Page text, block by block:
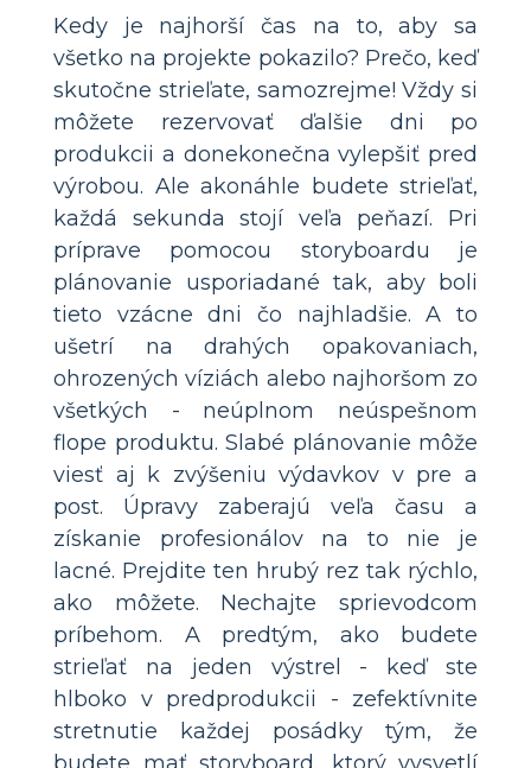
Kedy je najhorší čas na to, aby sa
všetko na projekte pokazilo? Prečo, keď
skutočne strieľate, samozrejme! Vždy si
môžete rezervovať ďalšie dni po
produkcii a donekonečna vylepšiť pred
výrobou. Ale akonáhle budete strieľať,
každá sekunda stojí veľa peňazí. Pri
príprave pomocou storyboardu je
plánovanie usporiadané tak, aby boli
tieto vzácne dni čo najhladšie. A to
ušetrí na drahých opakovaniach,
ohrozených víziách alebo najhoršom zo
všetkých - neúplnom neúspešnom
flope produktu. Slabé plánovanie môže
viesť aj k zvýšeniu výdavkov v pre a
post. Úpravy zaberajú veľa času a
získanie profesionálov na to nie je
lacné. Prejdite ten hrubý rez tak rýchlo,
ako môžete. Nechajte sprievodcom
príbehom. A predtým, ako budete
strieľať na jeden výstrel - keď ste
hlboko v predprodukcii - zefektívnite
stretnutie každej posádky tým, že
budete mať storyboard, ktorý vysvetlí